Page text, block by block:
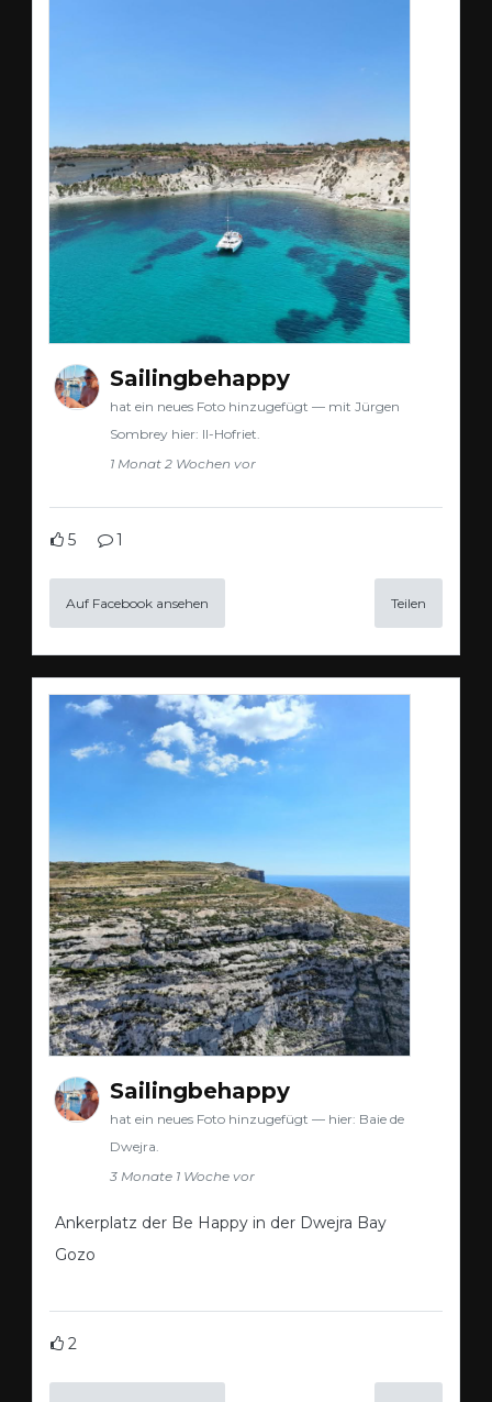
Sailingbehappy
hat ein neues Foto hinzugefügt — mit Jürgen
Sombrey hier: Il-Hofriet.
1 Monat 2 Wochen vor
5 1
Auf Facebook ansehen Teilen
Sailingbehappy
hat ein neues Foto hinzugefügt — hier: Baie de
Dwejra.
3 Monate 1 Woche vor
Ankerplatz der Be Happy in der Dwejra Bay
Gozo
2